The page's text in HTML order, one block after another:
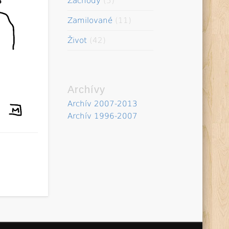
Zamilované (11)
Život(42)
Archívy
Archív 2007-2013
Archív 1996-2007